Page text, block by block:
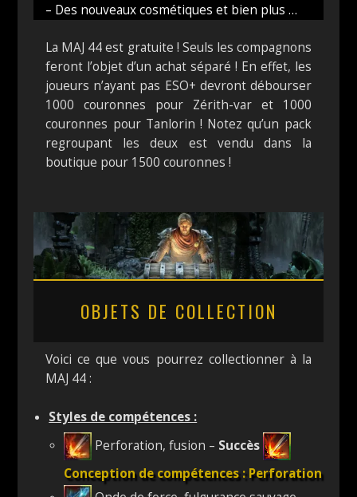
– Des nouveaux cosmétiques et bien plus …
La MAJ 44 est gratuite ! Seuls les compagnons
feront l’objet d’un achat séparé ! En effet, les
joueurs n’ayant pas ESO+ devront débourser
1000 couronnes pour Zérith-var et 1000
couronnes pour Tanlorin ! Notez qu’un pack
regroupant les deux est vendu dans la
boutique pour 1500 couronnes !
OBJETS DE COLLECTION
Voici ce que vous pourrez collectionner à la
MAJ 44 :
Styles de compétences :
Perforation, fusion – Succès
Conception de compétences : Perforation